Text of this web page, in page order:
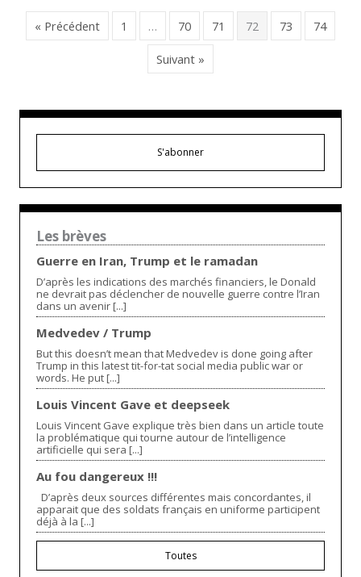
« Précédent 1 … 70 71 72 73 74
Suivant »
S'abonner
Les brèves
Guerre en Iran, Trump et le ramadan
D’après les indications des marchés financiers, le Donald
ne devrait pas déclencher de nouvelle guerre contre l’Iran
dans un avenir [...]
Medvedev / Trump
But this doesn’t mean that Medvedev is done going after
Trump in this latest tit-for-tat social media public war or
words. He put [...]
Louis Vincent Gave et deepseek
Louis Vincent Gave explique très bien dans un article toute
la problématique qui tourne autour de l’intelligence
artificielle qui sera [...]
Au fou dangereux !!!
D’après deux sources différentes mais concordantes, il
apparait que des soldats français en uniforme participent
déjà à la [...]
Toutes